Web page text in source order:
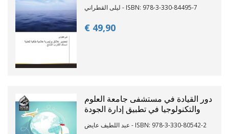
ليلى القطراني - ISBN: 978-3-330-84495-7
€ 49,90
دور القيادة في مستشفى جامعة العلوم
والتكنولوجيا في تطبيق إدارة الجودة
عبد اللطيف عايض - ISBN: 978-3-330-80542-2